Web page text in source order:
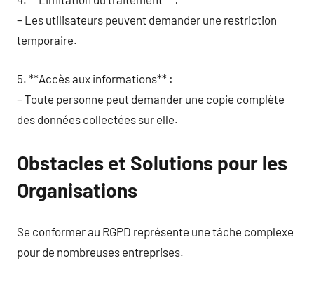
– Les utilisateurs peuvent demander une restriction
temporaire.
5. **Accès aux informations** :
– Toute personne peut demander une copie complète
des données collectées sur elle.
Obstacles et Solutions pour les
Organisations
Se conformer au RGPD représente une tâche complexe
pour de nombreuses entreprises.